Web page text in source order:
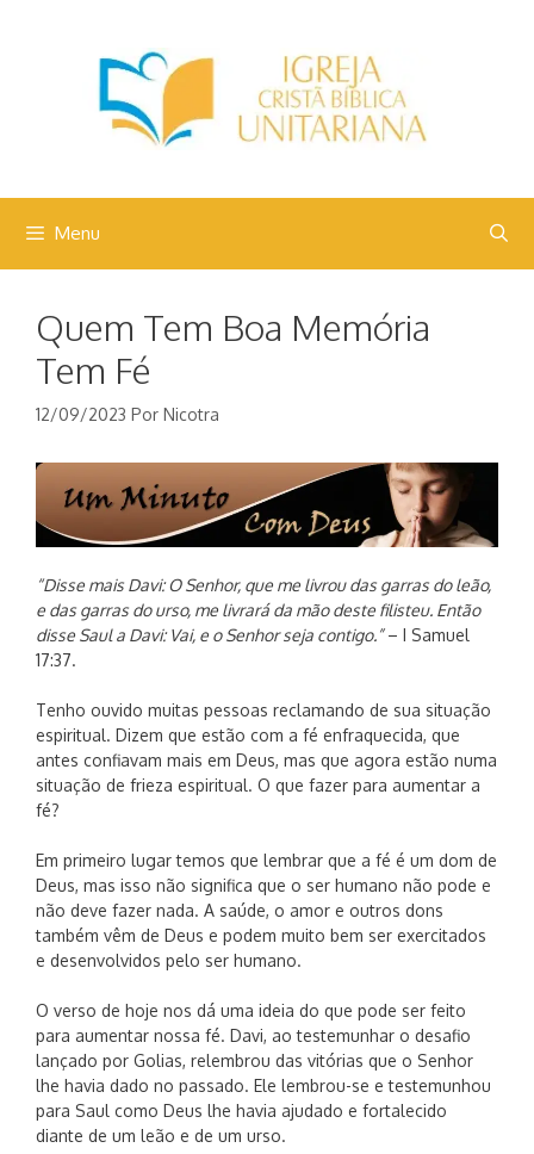
Menu
Quem Tem Boa Memória
Tem Fé
12/09/2023 Por Nicotra
“Disse mais Davi: O Senhor, que me livrou das garras do leão,
e das garras do urso, me livrará da mão deste filisteu. Então
disse Saul a Davi: Vai, e o Senhor seja contigo.”– I Samuel
17:37.
Tenho ouvido muitas pessoas reclamando de sua situação
espiritual. Dizem que estão com a fé enfraquecida, que
antes confiavam mais em Deus, mas que agora estão numa
situação de frieza espiritual. O que fazer para aumentar a
fé?
Em primeiro lugar temos que lembrar que a fé é um dom de
Deus, mas isso não significa que o ser humano não pode e
não deve fazer nada. A saúde, o amor e outros dons
também vêm de Deus e podem muito bem ser exercitados
e desenvolvidos pelo ser humano.
O verso de hoje nos dá uma ideia do que pode ser feito
para aumentar nossa fé. Davi, ao testemunhar o desafio
lançado por Golias, relembrou das vitórias que o Senhor
lhe havia dado no passado. Ele lembrou-se e testemunhou
para Saul como Deus lhe havia ajudado e fortalecido
diante de um leão e de um urso.